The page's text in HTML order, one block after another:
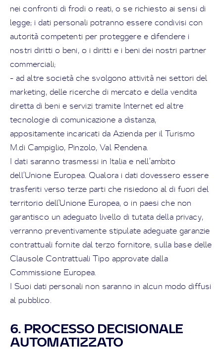
nei confronti di frodi o reati, o se richiesto ai sensi di
legge; i dati personali potranno essere condivisi con
autorità competenti per proteggere e difendere i
nostri diritti o beni, o i diritti e i beni dei nostri partner
commerciali;
- ad altre società che svolgono attività nei settori del
marketing, delle ricerche di mercato e della vendita
diretta di beni e servizi tramite Internet ed altre
tecnologie di comunicazione a distanza,
appositamente incaricati da Azienda per il Turismo
M.di Campiglio, Pinzolo, Val Rendena.
I dati saranno trasmessi in Italia e nell’ambito
dell’Unione Europea. Qualora i dati dovessero essere
trasferiti verso terze parti che risiedono al di fuori del
territorio dell'Unione Europea, o in paesi che non
garantisco un adeguato livello di tutata della privacy,
verranno preventivamente stipulate adeguate garanzie
contrattuali fornite dal terzo fornitore, sulla base delle
Clausole Contrattuali Tipo approvate dalla
Commissione Europea.
I Suoi dati personali non saranno in alcun modo diffusi
al pubblico.
6. PROCESSO DECISIONALE
AUTOMATIZZATO